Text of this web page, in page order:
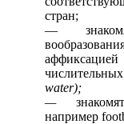
стран;
—
числительных
water);
—
например